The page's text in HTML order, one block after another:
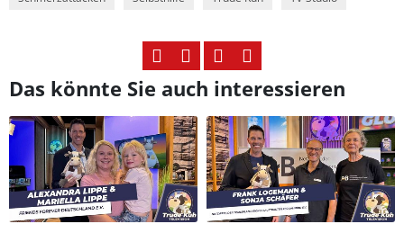
Das könnte Sie auch interessieren